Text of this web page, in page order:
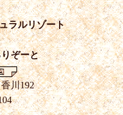
ラルリゾート
ぞーと
川192